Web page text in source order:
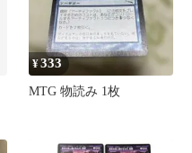
¥333
MTG 物読み 1枚